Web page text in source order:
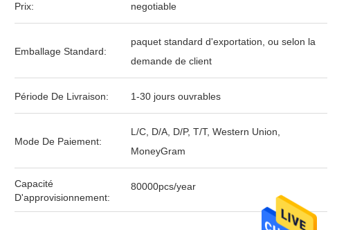
Prix: negotiable
Emballage Standard:
paquet standard d'exportation, ou selon la
demande de client
Période De Livraison: 1-30 jours ouvrables
Mode De Paiement:
L/C, D/A, D/P, T/T, Western Union,
MoneyGram
Capacité
D'approvisionnement:
80000pcs/year